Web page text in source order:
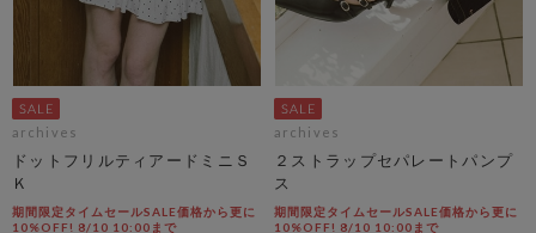
archives
ドットフリルティアードミニＳ
Ｋ
期間限定タイムセールSALE価格から更に
10%OFF! 8/10 10:00まで
archives
２ストラップセパレートパンプ
ス
期間限定タイムセールSALE価格から更に
10%OFF! 8/10 10:00まで